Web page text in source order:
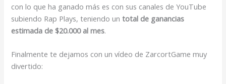
con lo que ha ganado más es con sus canales de YouTube
subiendo Rap Plays, teniendo untotal de ganancias
estimada de $20.000 al mes.
Finalmente te dejamos con un vídeo de ZarcortGame muy
divertido: